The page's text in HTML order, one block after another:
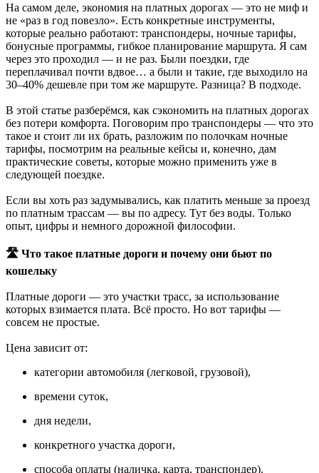
На самом деле, экономия на платных дорогах — это не миф и
не «раз в год повезло». Есть конкретные инструменты,
которые реально работают: транспондеры, ночные тарифы,
бонусные программы, гибкое планирование маршрута. Я сам
через это проходил — и не раз. Были поездки, где
переплачивал почти вдвое… а были и такие, где выходило на
30–40% дешевле при том же маршруте. Разница? В подходе.
В этой статье разберёмся, как сэкономить на платных дорогах
без потери комфорта. Поговорим про транспондеры — что это
такое и стоит ли их брать, разложим по полочкам ночные
тарифы, посмотрим на реальные кейсы и, конечно, дам
практические советы, которые можно применить уже в
следующей поездке.
Если вы хоть раз задумывались, как платить меньше за проезд
по платным трассам — вы по адресу. Тут без воды. Только
опыт, цифры и немного дорожной философии.
🛣 Что такое платные дороги и почему они бьют по
кошельку
Платные дороги — это участки трасс, за использование
которых взимается плата. Всё просто. Но вот тарифы —
совсем не простые.
Цена зависит от:
категории автомобиля (легковой, грузовой),
времени суток,
дня недели,
конкретного участка дороги,
способа оплаты (наличка, карта, транспондер).